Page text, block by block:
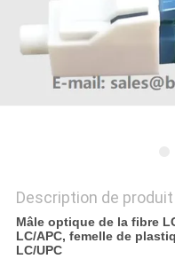
PRIVACY
POLICY
Description de produit
Mâle optique de la fibre
LC/APC, femelle de
LC/UPC